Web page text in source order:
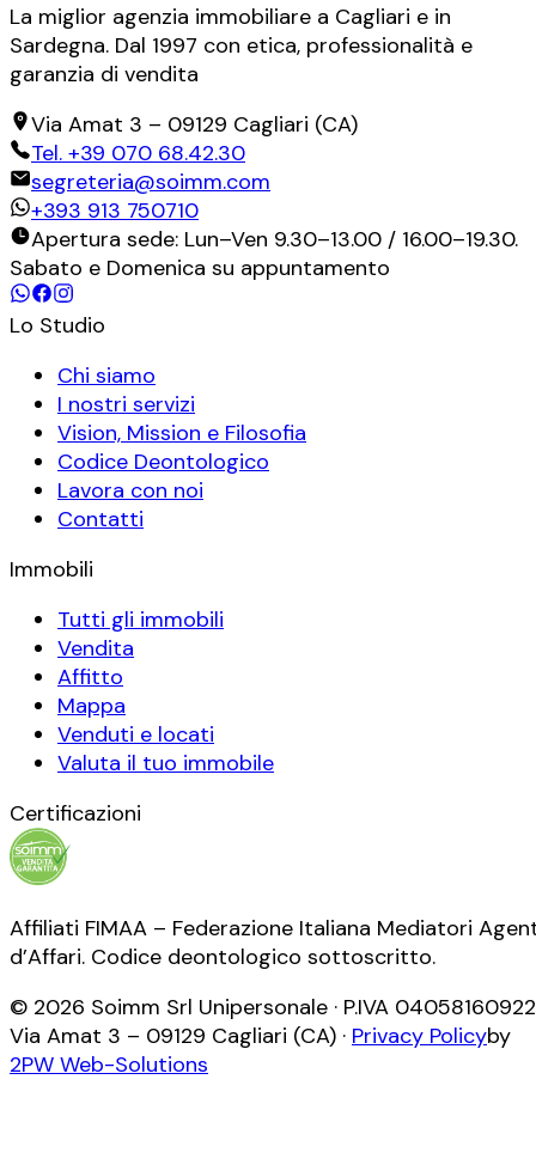
La miglior agenzia immobiliare a Cagliari e in
Sardegna. Dal 1997 con etica, professionalità e
garanzia di vendita
Via Amat 3 – 09129 Cagliari (CA)
Tel. +39 070 68.42.30
segreteria@soimm.com
+393 913 750710
Apertura sede: Lun–Ven 9.30–13.00 / 16.00–19.30.
Sabato e Domenica su appuntamento
Lo Studio
Chi siamo
I nostri servizi
Vision, Mission e Filosofia
Codice Deontologico
Lavora con noi
Contatti
Immobili
Tutti gli immobili
Vendita
Affitto
Mappa
Venduti e locati
Valuta il tuo immobile
Certificazioni
Affiliati FIMAA – Federazione Italiana Mediatori
d’Affari. Codice deontologico sottoscritto.
© 2026 Soimm Srl Unipersonale · P.IVA 04058160922
Via Amat 3 – 09129 Cagliari (CA) · Privacy Policyby
2PW Web-Solutions